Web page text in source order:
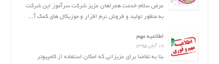
عرض سلام خدمت همراهان عزیز شرکت سَرآموز این شرکت
به منظور تولید و فروش نرم افزار و موزیکال های کمک آ...
اطلاعیه مهم
۱۸ آبان ۱۳۹۵
بنا به تقاضا برای عزیزانی که امکان استفاده از کامپیوتر